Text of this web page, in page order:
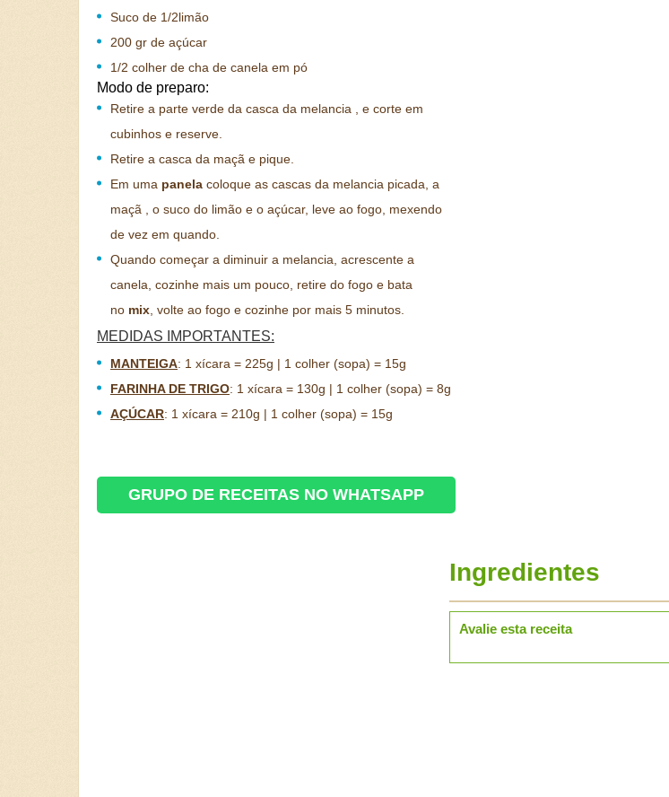
Suco de 1/2limão
200 gr de açúcar
1/2 colher de cha de canela em pó
Modo de preparo:
Retire a parte verde da casca da melancia , e corte em
cubinhos e reserve.
Retire a casca da maçã e pique.
Em uma panela coloque as cascas da melancia picada, a
maçã
, o suco do limão e o açúcar, leve ao fogo, mexendo
de vez em quando.
Quando começar a diminuir a melancia, acrescente a
canela, cozinhe mais um pouco, retire do fogo e bata
no mix , volte ao fogo e cozinhe por mais 5 minutos.
MEDIDAS IMPORTANTES:
MANTEIGA: 1 xícara = 225g | 1 colher (sopa) = 15g
FARINHA DE TRIGO: 1 xícara = 130g | 1 colher (sopa) = 8g
AÇÚCAR: 1 xícara = 210g | 1 colher (sopa) = 15g
GRUPO DE RECEITAS NO WHATSAPP
Ingredientes
Avalie esta receita